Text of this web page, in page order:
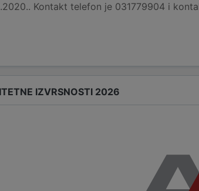
Kontakt telefon je 031779904 i
IZVRSNOSTI 2026